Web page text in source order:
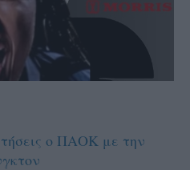
ο ΠΑΟΚ με την